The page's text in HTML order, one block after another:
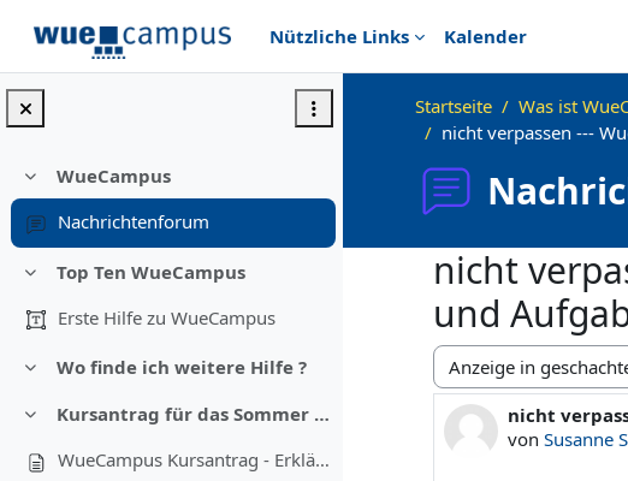
Nützliche Links
Kalender
Einklappen
WueCampus
Nachrichtenforum
Einklappen
Top Ten WueCampus
Erste Hilfe zu WueCampus
Einklappen
Wo finde ich weitere Hilfe ?
Einklappen
Kursantrag für das Sommer oder Wintersemester:
WueCampus Kursantrag - Erklärvideo
Startseite Was ist
nicht verpassen ---
nicht
und
Anzeigemodus
nicht
von Susanne
Anzahl